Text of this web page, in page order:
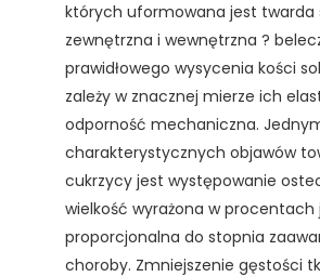
których uformowana jest twarda
zewnętrzna i wewnętrzna ?
prawidłowego wysycenia kości
zależy w znacznej mierze ich
odporność mechaniczna.
charakterystycznych objawów
cukrzycy jest występowanie
wielkość wyrażona w procentach
proporcjonalna do stopnia
choroby. Zmniejszenie gęstości